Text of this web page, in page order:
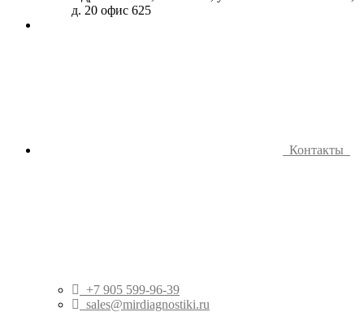
д. 20 офис 625
Контакты
+7 905 599-96-39
sales@mirdiagnostiki.ru